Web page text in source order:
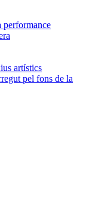
performance
artístics
pel fons de la